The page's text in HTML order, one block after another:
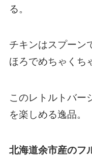
る。
チキンはスプーン
ほろでめちゃくち
このレトルトバー
を楽しめる逸品。
北海道余市産のフ